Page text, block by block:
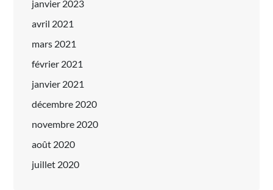
janvier 2023
avril 2021
mars 2021
février 2021
janvier 2021
décembre 2020
novembre 2020
août 2020
juillet 2020